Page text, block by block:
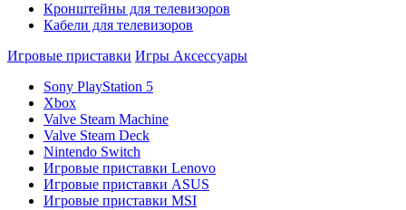
Кронштейны для телевизоров
Кабели для телевизоров
Игровые приставки Игры Аксессуары
Sony PlayStation 5
Xbox
Valve Steam Machine
Valve Steam Deck
Nintendo Switch
Игровые приставки Lenovo
Игровые приставки ASUS
Игровые приставки MSI